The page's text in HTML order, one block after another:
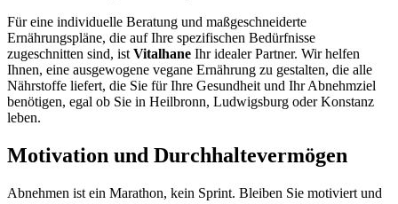
Für eine individuelle Beratung und maßgeschneiderte
Ernährungspläne, die auf Ihre spezifischen Bedürfnisse
zugeschnitten sind, ist Vitalhane Ihr idealer Partner. Wir helfen
Ihnen, eine ausgewogene vegane Ernährung zu gestalten, die alle
Nährstoffe liefert, die Sie für Ihre Gesundheit und Ihr Abnehmziel
benötigen, egal ob Sie in Heilbronn, Ludwigsburg oder Konstanz
leben.
Motivation und Durchhaltevermögen
Abnehmen ist ein Marathon, kein Sprint. Bleiben Sie motiviert und